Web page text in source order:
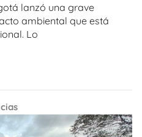
lanzó una grave
ambiental que está
Lo